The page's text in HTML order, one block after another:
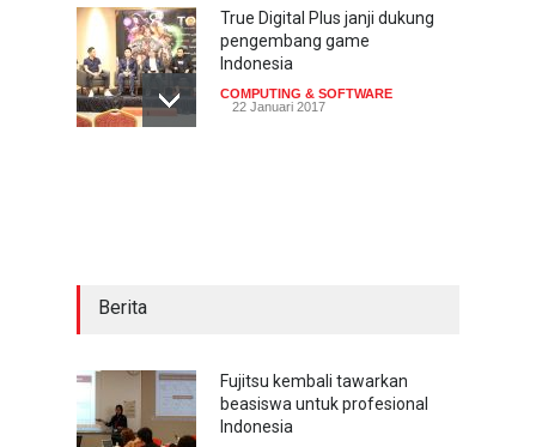
True Digital Plus janji dukung
pengembang game
Indonesia
COMPUTING & SOFTWARE
22 Januari 2017
pandangan mata
TECH SPEC 8 Januari 2017
Berita
Fujitsu kembali tawarkan
beasiswa untuk profesional
Indonesia